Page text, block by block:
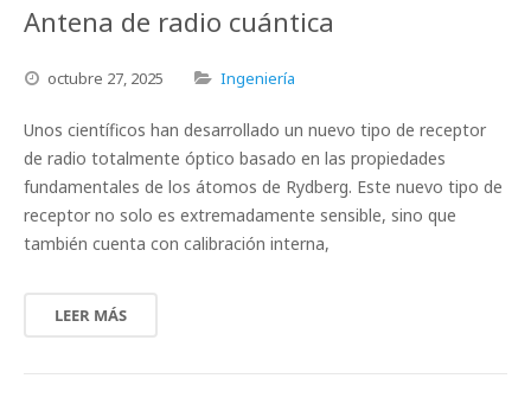
Antena de radio cuántica
octubre 27, 2025 Ingeniería
Unos científicos han desarrollado un nuevo tipo de receptor
de radio totalmente óptico basado en las propiedades
fundamentales de los átomos de Rydberg. Este nuevo tipo de
receptor no solo es extremadamente sensible, sino que
también cuenta con calibración interna,
LEER MÁS